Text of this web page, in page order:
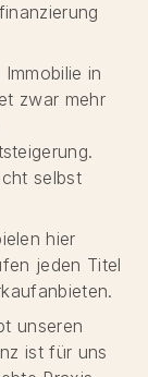
in
zwar mehr
selbst
hier
jeden Titel
unseren
ist für uns